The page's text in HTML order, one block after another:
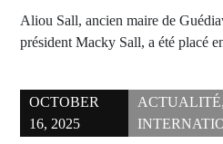
Aliou Sall, ancien maire de
président Macky Sall, a été placé
OCTOBER
16, 2025
ACTUALITÉ,